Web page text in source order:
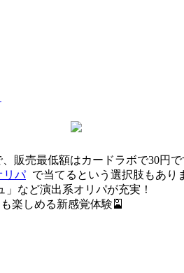
販売最低額はカードラボで30円で
リパ で当てるという選択肢もあり
など演出系オリパが充実！
楽しめる新感覚体験🎴